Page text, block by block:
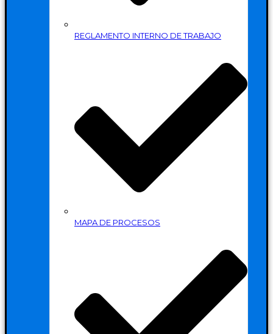
REGLAMENTO INTERNO DE TRABAJO
MAPA DE PROCESOS